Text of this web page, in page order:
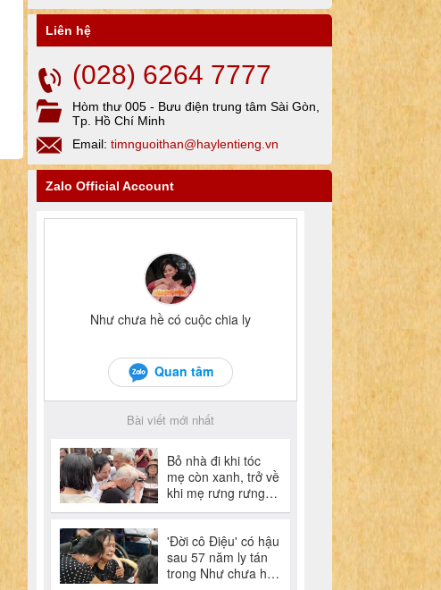
Liên hệ
(028) 6264 7777
Hòm thư 005 - Bưu điện trung tâm Sài Gòn,
Tp. Hồ Chí Minh
Email: timnguoithan@haylentieng.vn
Zalo Official Account